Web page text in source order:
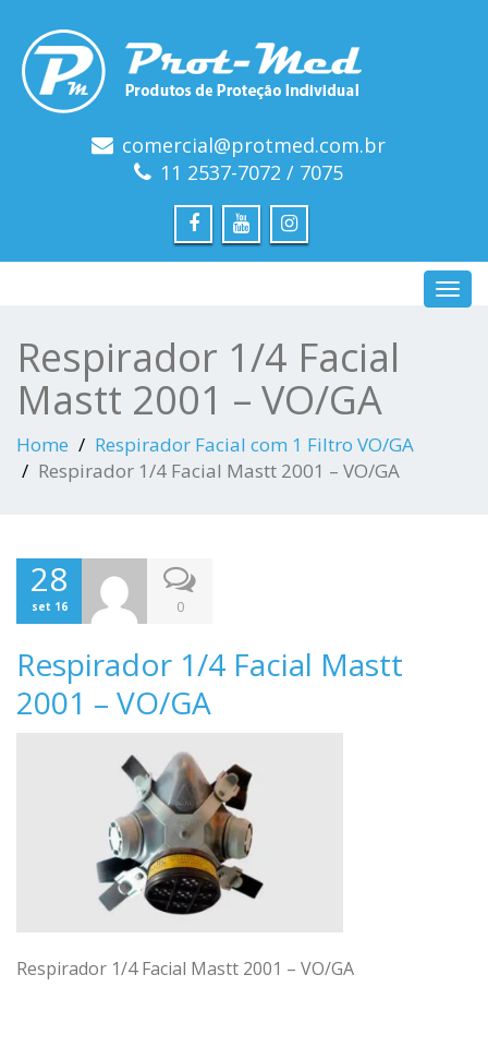
comercial@protmed.com.br
11 2537-7072 / 7075
Respirador 1/4 Facial
Mastt 2001 – VO/GA
Home
Respirador Facial com 1 Filtro VO/GA
Respirador 1/4 Facial Mastt 2001 – VO/GA
28
set 16 0
Respirador 1/4 Facial Mastt
2001 – VO/GA
Respirador 1/4 Facial Mastt 2001 – VO/GA